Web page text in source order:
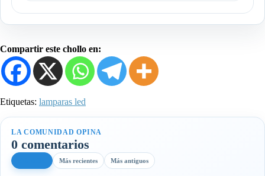
Compartir este chollo en:
Etiquetas: lamparas led
LA COMUNIDAD OPINA
0 comentarios
Más recientes Más antiguos